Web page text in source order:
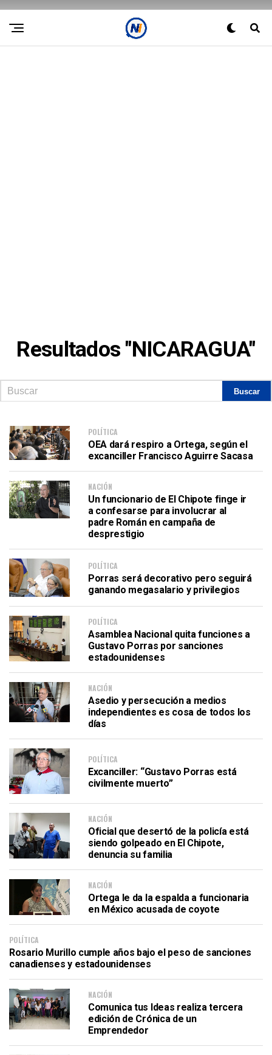
Resultados "NICARAGUA"
POLÍTICA
OEA dará respiro a Ortega, según el
excanciller Francisco Aguirre Sacasa
NACIÓN
Un funcionario de El Chipote finge ir
a confesarse para involucrar al
padre Román en campaña de
desprestigio
POLÍTICA
Porras será decorativo pero seguirá
ganando megasalario y privilegios
POLÍTICA
Asamblea Nacional quita funciones a
Gustavo Porras por sanciones
estadounidenses
NACIÓN
Asedio y persecución a medios
independientes es cosa de todos los
días
POLÍTICA
Excanciller: “Gustavo Porras está
civilmente muerto”
NACIÓN
Oficial que desertó de la policía está
siendo golpeado en El Chipote,
denuncia su familia
NACIÓN
Ortega le da la espalda a funcionaria
en México acusada de coyote
POLÍTICA
Rosario Murillo cumple años bajo el peso de sanciones
canadienses y estadounidenses
NACIÓN
Comunica tus Ideas realiza tercera
edición de Crónica de un
Emprendedor